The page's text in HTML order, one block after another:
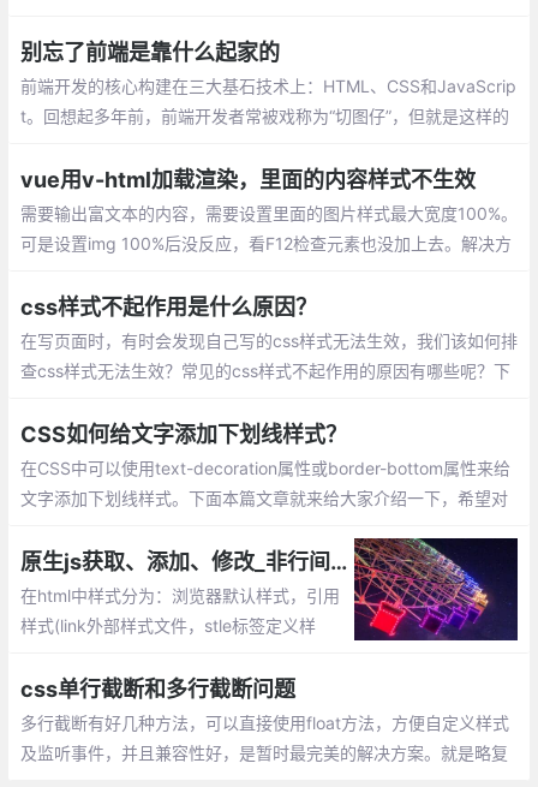
定位属性 (Position)、CSS文字属性
别忘了前端是靠什么起家的
前端开发的核心构建在三大基石技术上：HTML、CSS和JavaScrip
t。回想起多年前，前端开发者常被戏称为“切图仔”，但就是这样的
vue用v-html加载渲染，里面的内容样式不生效
需要输出富文本的内容，需要设置里面的图片样式最大宽度100%。
可是设置img 100%后没反应，看F12检查元素也没加上去。解决方
css样式不起作用是什么原因？
在写页面时，有时会发现自己写的css样式无法生效，我们该如何排
查css样式无法生效？常见的css样式不起作用的原因有哪些呢？下
CSS如何给文字添加下划线样式？
在CSS中可以使用text-decoration属性或border-bottom属性来给
文字添加下划线样式。下面本篇文章就来给大家介绍一下，希望对
原生js获取、添加、修改_非行间css样式
在html中样式分为：浏览器默认样式，引用
样式(link外部样式文件，stle标签定义样
式)。这篇文章主要讲解使用原生js获取、添
加非行间css样式。
css单行截断和多行截断问题
多行截断有好几种方法，可以直接使用float方法，方便自定义样式
及监听事件，并且兼容性好，是暂时最完美的解决方案。就是略复